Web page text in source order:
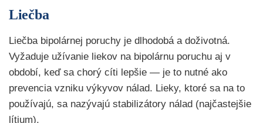
Liečba
Liečba bipolárnej poruchy je dlhodobá a doživotná.
Vyžaduje užívanie liekov na bipolárnu poruchu aj v
období, keď sa chorý cíti lepšie — je to nutné ako
prevencia vzniku výkyvov nálad. Lieky, ktoré sa na to
používajú, sa nazývajú stabilizátory nálad (najčastejšie
lítium).